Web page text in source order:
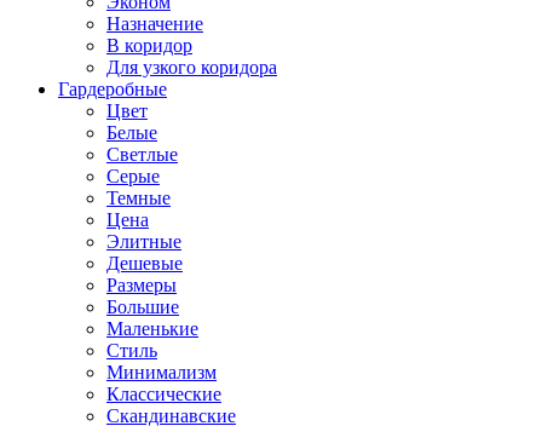
Назначение
В коридор
Для узкого коридора
Гардеробные
Цвет
Белые
Светлые
Серые
Темные
Цена
Элитные
Дешевые
Размеры
Большие
Маленькие
Стиль
Минимализм
Классические
Скандинавские